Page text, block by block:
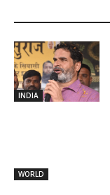
INDIA
WORLD